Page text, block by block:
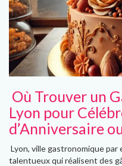
Où Trouver un
Lyon pour
d’Anniversaire
Lyon, ville gastronomique
talentueux qui réalisent des